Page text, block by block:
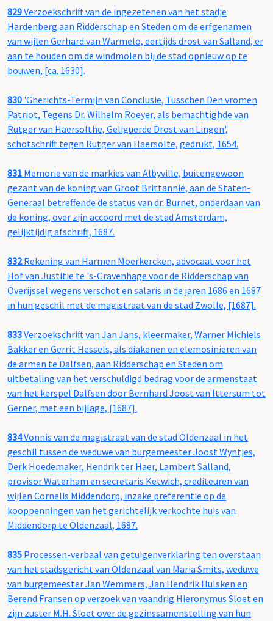
829Verzoekschrift van de ingezetenen van het stadje
Hardenberg aan Ridderschap en Steden om de erfgenamen
van wijlen Gerhard van Warmelo, eertijds drost van Salland, er
aan te houden om de windmolen bij de stad opnieuw op te
bouwen, [ca. 1630].
830 'Gherichts-Termijn van Conclusie, Tusschen Den vromen
Patriot, Tegens Dr. Wilhelm Roeyer, als bemachtighde van
Rutger van Haersolthe, Geliguerde Drost van Lingen',
schotschrift tegen Rutger van Haersolte, gedrukt, 1654.
831 Memorie van de markies van Albyville, buitengewoon
gezant van de koning van Groot Brittannië, aan de Staten-
Generaal betreffende de status van dr. Burnet, onderdaan van
de koning, over zijn accoord met de stad Amsterdam,
gelijktijdig afschrift, 1687.
832Rekening van Harmen Moerkercken, advocaat voor het
Hof van Justitie te 's-Gravenhage voor de Ridderschap van
Overijssel wegens verschot en salaris in de jaren 1686 en 1687
in hun geschil met de magistraat van de stad Zwolle, [1687].
833Verzoekschrift van Jan Jans, kleermaker, Warner Michiels
Bakker en Gerrit Hessels, als diakenen en elemosinieren van
de armen te Dalfsen, aan Ridderschap en Steden om
uitbetaling van het verschuldigd bedrag voor de armenstaat
van het kerspel Dalfsen door Bernhard Joost van Ittersum tot
Gerner, met een bijlage, [1687].
834Vonnis van de magistraat van de stad Oldenzaal in het
geschil tussen de weduwe van burgemeester Joost Wyntjes,
Derk Hoedemaker, Hendrik ter Haer, Lambert Salland,
provisor Waterham en secretaris Ketwich, crediteuren van
wijlen Cornelis Middendorp, inzake preferentie op de
kooppenningen van het gerichtelijk verkochte huis van
Middendorp te Oldenzaal, 1687.
835 Processen-verbaal van getuigenverklaring ten overstaan
van het stadsgericht van Oldenzaal van Maria Smits, weduwe
van burgemeester Jan Wemmers, Jan Hendrik Hulsken en
Berend Fransen op verzoek van vaandrig Hieronymus Sloet en
zijn zuster M.H. Sloet over de gezinssamenstelling van hun